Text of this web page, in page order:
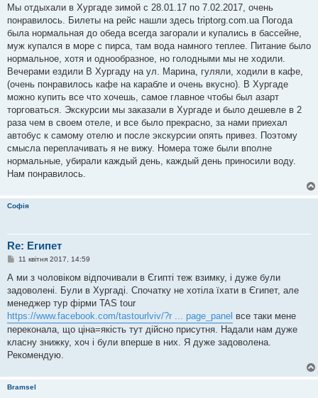
в
д
о
л
е
н
н
я
Мы отдыхали в Хургаде зимой с 28.01.17 по 7.02.2017, очень
понравилось. Билеты на рейс нашли здесь triptorg.com.ua Погода
была нормальная до обеда всегда загорали и купались в бассейне,
муж купался в море с пирса, там вода намного теплее. Питание было
нормальное, хотя и однообразное, но голодными мы не ходили.
Вечерами ездили В Хургаду на ул. Марина, гуляли, ходили в кафе,
(очень понравилось кафе на карабле и очень вкусно). В Хургаде
можно купить все что хочешь, самое главное чтобы был азарт
торговаться. Экскурсии мы заказали в Хургаде и было дешевле в 2
раза чем в своем отеле, и все было прекрасно, за нами приехал
автобус к самому отелю и после экскурсии опять привез. Поэтому
смысла переплачивать я не вижу. Номера тоже были вполне
нормальные, убирали каждый день, каждый день приносили воду.
Нам понравилось.
Софія
Re: Египет
П
в
д
о
л
е
н
н
я
11 квітня 2017, 14:59
А ми з чоловіком відпочивали в Єгипті теж взимку, і дуже були
задоволені. Були в Хургаді. Спочатку не хотіла їхати в Єгипет, але
менеджер тур фірми TAS tour
https://www.facebook.com/tastourlviv/?r ... page_panel все таки мене
переконала, що ціна=якість тут дійсно присутня. Надали нам дуже
класну знижку, хоч і були вперше в них. Я дуже задоволена.
Рекомендую.
Bramsel